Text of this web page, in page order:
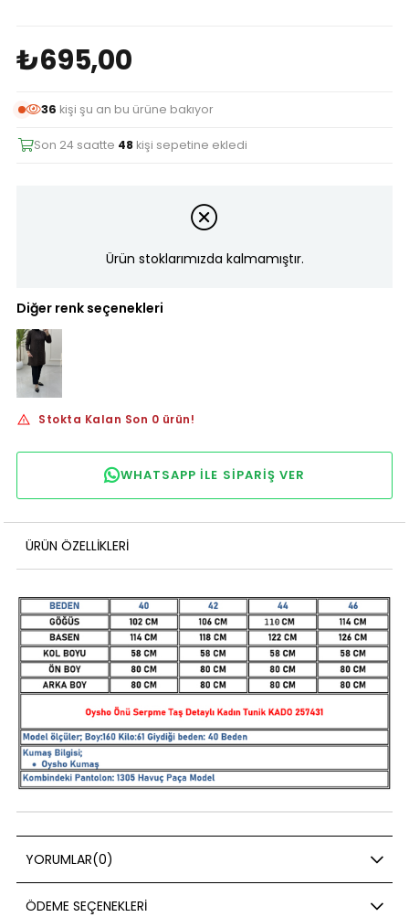
₺695,00
36 kişi şu an bu ürüne bakıyor
Son 24 saatte 48 kişi sepetine ekledi
Ürün stoklarımızda kalmamıştır.
Diğer renk seçenekleri
Stokta Kalan Son 0 ürün!
WHATSAPP ILE SIPARIŞ VER
ÜRÜN ÖZELLIKLERI
YORUMLAR(0)
ÖDEME SEÇENEKLERI